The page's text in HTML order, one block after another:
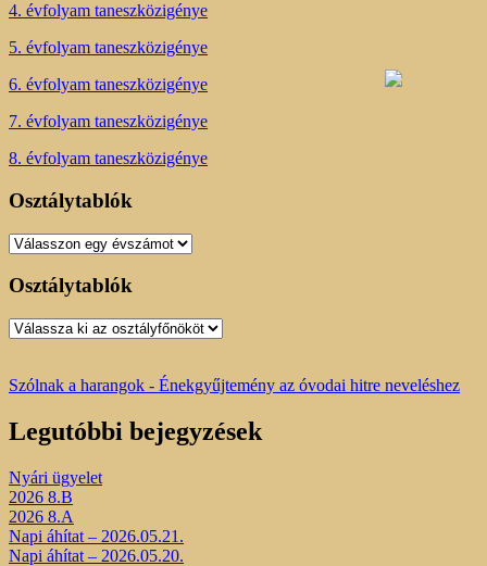
4. évfolyam taneszközigénye
5. évfolyam taneszközigénye
6. évfolyam taneszközigénye
7. évfolyam taneszközigénye
8. évfolyam taneszközigénye
Osztálytablók
Osztálytablók
Osztálytablók
Osztálytablók
Szólnak a harangok - Énekgyűjtemény az óvodai hitre neveléshez
Legutóbbi bejegyzések
Nyári ügyelet
2026 8.B
2026 8.A
Napi áhítat – 2026.05.21.
Napi áhítat – 2026.05.20.